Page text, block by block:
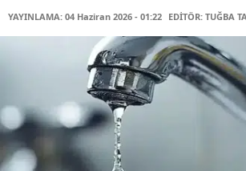
YAYINLAMA: 04 Haziran 2026 - 01:22 EDİTÖR: TUĞBA